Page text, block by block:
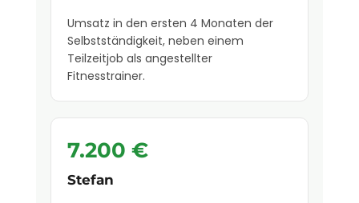
Umsatz in den ersten 4 Monaten der
Selbstständigkeit, neben einem
Teilzeitjob als angestellter
Fitnesstrainer.
7.200 €
Stefan